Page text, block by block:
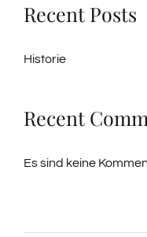
Recent Posts
Historie
Recent
Es sind keine